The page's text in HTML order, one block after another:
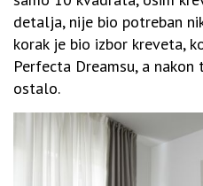
detalja, nije bio potreban
korak je bio izbor kreveta,
Perfecta Dreamsu, a
ostalo.